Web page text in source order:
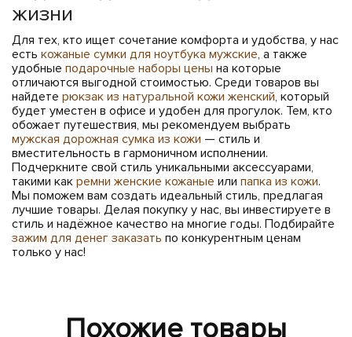
жизни
Для тех, кто ищет сочетание комфорта и удобства, у нас
есть кожаные сумки для ноутбука мужские, а также
удобные подарочные наборы цены на которые
отличаются выгодной стоимостью. Среди товаров вы
найдете рюкзак из натуральной кожи женский, который
будет уместен в офисе и удобен для прогулок. Тем, кто
обожает путешествия, мы рекомендуем выбрать
мужская дорожная сумка из кожи — стиль и
вместительность в гармоничном исполнении.
Подчеркните свой стиль уникальными аксессуарами,
такими как ремни женские кожаные или папка из кожи.
Мы поможем вам создать идеальный стиль, предлагая
лучшие товары. Делая покупку у нас, вы инвестируете в
стиль и надёжное качество на многие годы. Подбирайте
зажим для денег заказать по конкурентным ценам
только у нас!
Похожие товары